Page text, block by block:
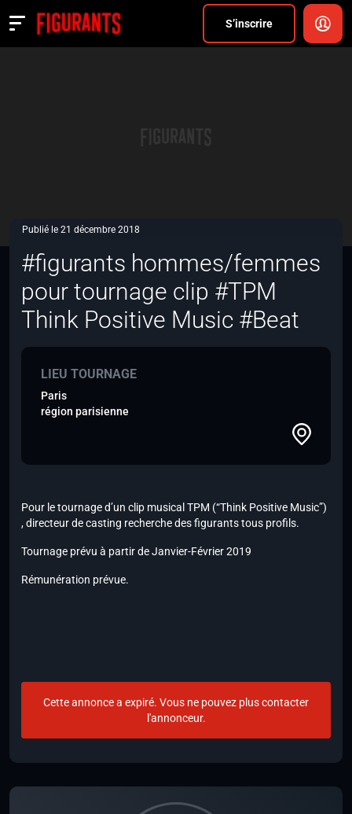
S’inscrire
Actualités
Publié le 21 décembre 2018
#figurants hommes/femmes
pour tournage clip #TPM
Think Positive Music #Beat
LIEU TOURNAGE
Paris
région parisienne
Pour le tournage d’un clip musical TPM (“Think Positive Music”)
, directeur de casting recherche des figurants tous profils.
Tournage prévu à partir de Janvier-Février 2019
Rémunération prévue.
Cette annonce a expiré. Vous ne pouvez plus contacter
l'annonceur.